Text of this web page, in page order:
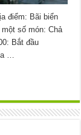
điểm: Bãi biển
số món: Chả
Bắt đầu
…